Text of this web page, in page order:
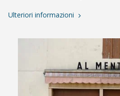
Ulteriori informazioni